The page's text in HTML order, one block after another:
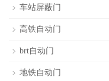
车站屏蔽门
高铁自动门
brt自动门
地铁自动门